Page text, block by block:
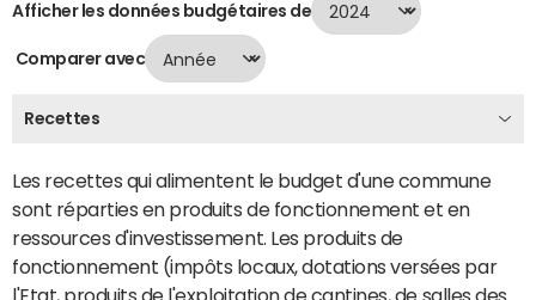
Afficher les données budgétaires de
Comparer avec
Recettes
Les recettes qui alimentent le budget d'une commune
sont réparties en produits de fonctionnement et en
ressources d'investissement. Les produits de
fonctionnement (impôts locaux, dotations versées par
l'Etat, produits de l'exploitation de cantines, de salles des